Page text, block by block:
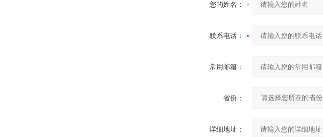
您的姓名：
联系电话：
常用邮箱：
省份：
详细地址：